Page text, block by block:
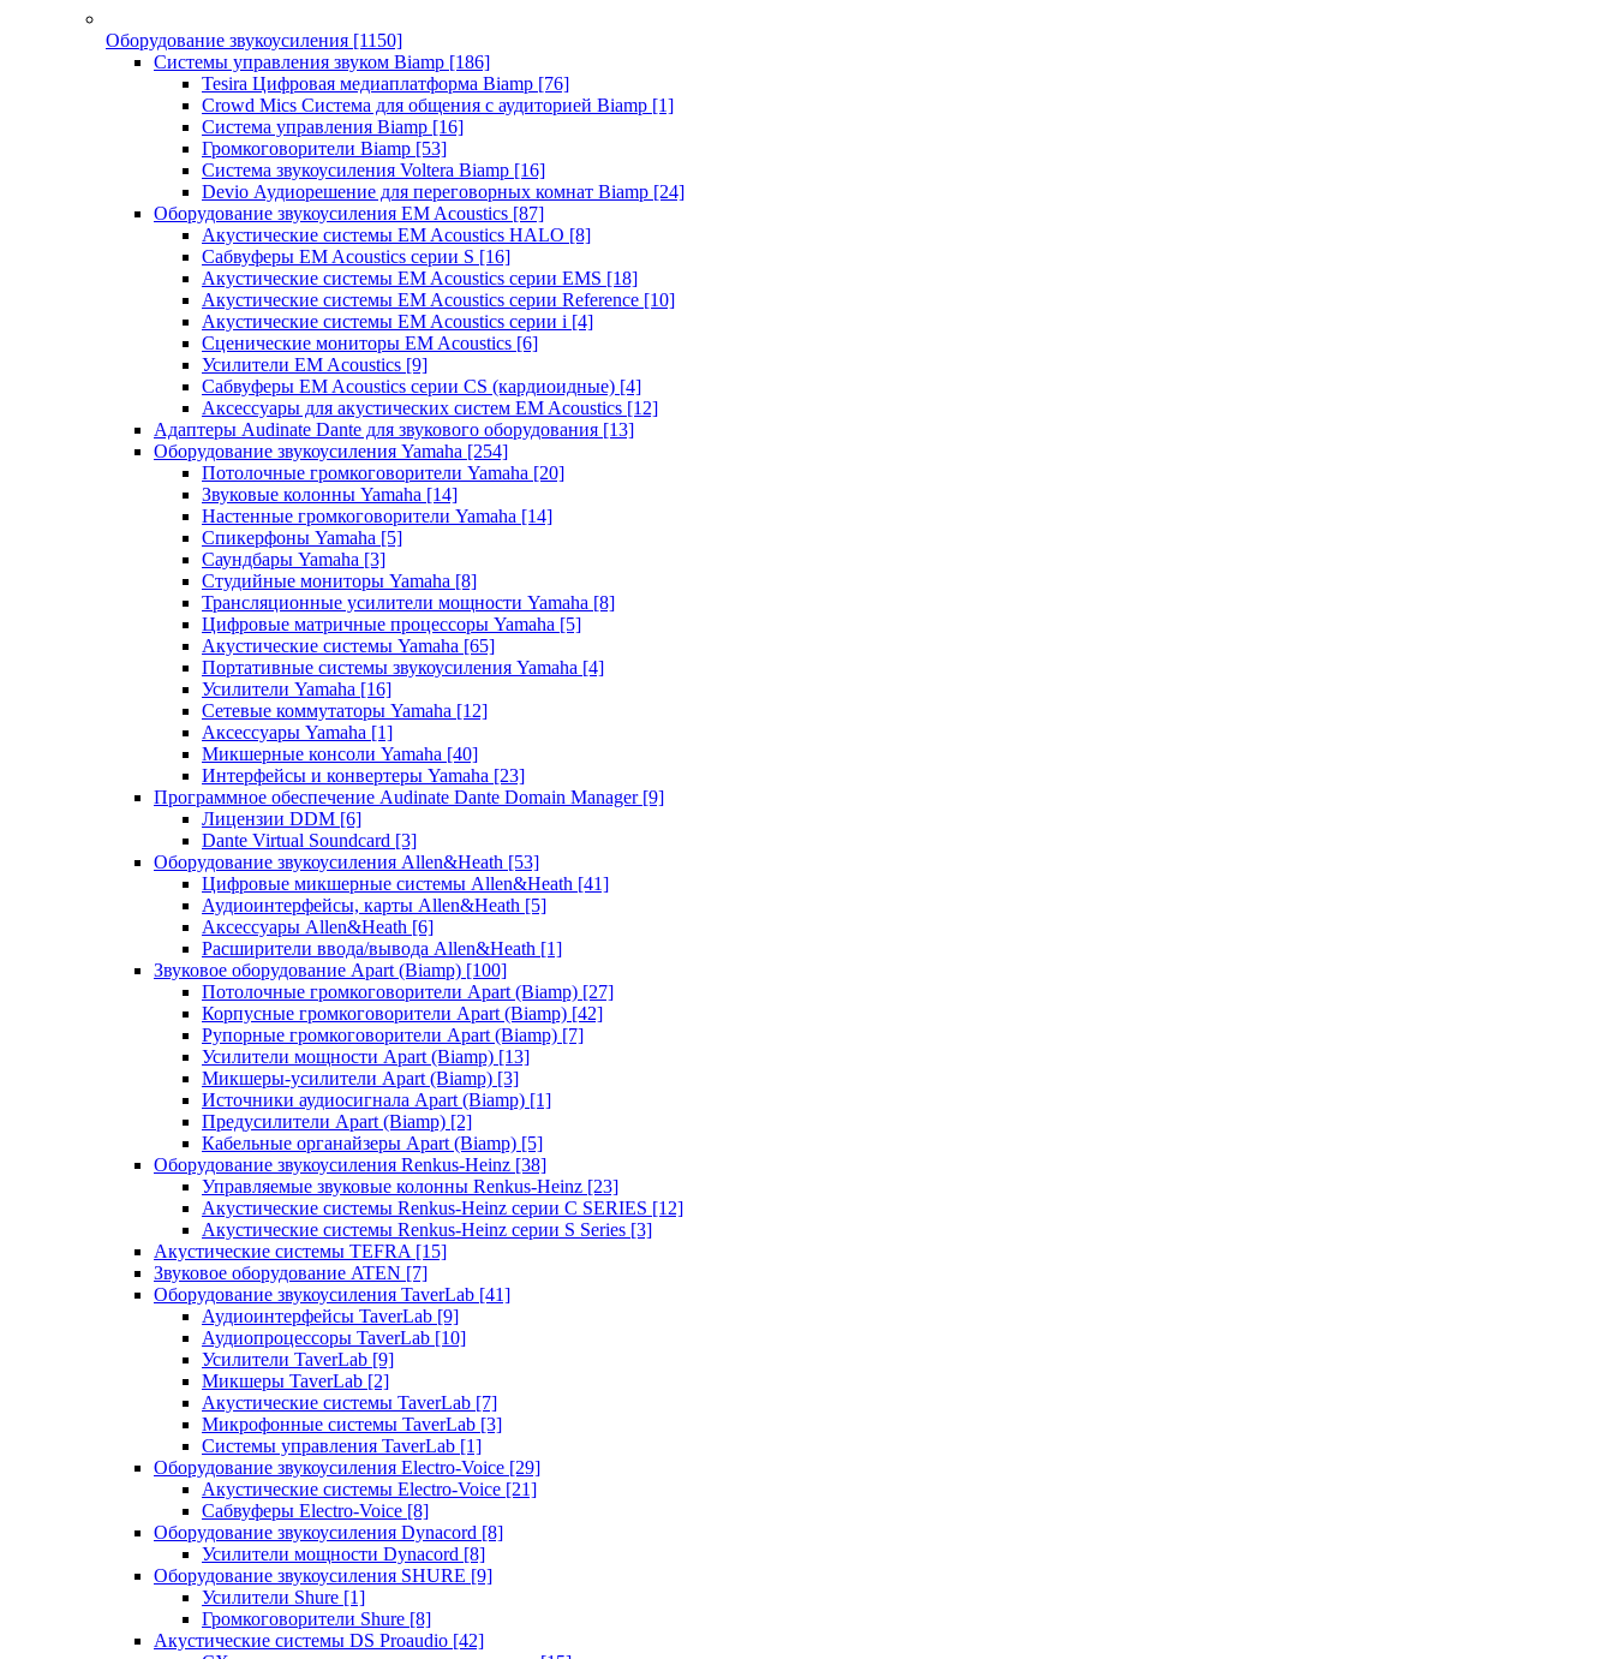
Оборудование звукоусиления [1150]
Системы управления звуком Biamp [186]
Tesira Цифровая медиаплатформа Biamp [76]
Crowd Mics Система для общения с аудиторией Biamp [1]
Система управления Biamp [16]
Громкоговорители Biamp [53]
Система звукоусиления Voltera Biamp [16]
Devio Аудиорешение для переговорных комнат Biamp [24]
Оборудование звукоусиления EM Acoustics [87]
Акустические системы EM Acoustics HALO [8]
Сабвуферы EM Acoustics серии S [16]
Акустические системы EM Acoustics серии EMS [18]
Акустические системы EM Acoustics серии Reference [10]
Акустические системы EM Acoustics серии i [4]
Сценические мониторы EM Acoustics [6]
Усилители EM Acoustics [9]
Сабвуферы EM Acoustics серии CS (кардиоидные) [4]
Аксессуары для акустических систем EM Acoustics [12]
Адаптеры Audinate Dante для звукового оборудования [13]
Оборудование звукоусиления Yamaha [254]
Потолочные громкоговорители Yamaha [20]
Звуковые колонны Yamaha [14]
Настенные громкоговорители Yamaha [14]
Спикерфоны Yamaha [5]
Саундбары Yamaha [3]
Студийные мониторы Yamaha [8]
Трансляционные усилители мощности Yamaha [8]
Цифровые матричные процессоры Yamaha [5]
Акустические системы Yamaha [65]
Портативные системы звукоусиления Yamaha [4]
Усилители Yamaha [16]
Сетевые коммутаторы Yamaha [12]
Аксессуары Yamaha [1]
Микшерные консоли Yamaha [40]
Интерфейсы и конвертеры Yamaha [23]
Программное обеспечение Audinate Dante Domain Manager [9]
Лицензии DDM [6]
Dante Virtual Soundcard [3]
Оборудование звукоусиления Allen&Heath [53]
Цифровые микшерные системы Allen&Heath [41]
Аудиоинтерфейсы, карты Allen&Heath [5]
Аксессуары Allen&Heath [6]
Расширители ввода/вывода Allen&Heath [1]
Звуковое оборудование Apart (Biamp) [100]
Потолочные громкоговорители Apart (Biamp) [27]
Корпусные громкоговорители Apart (Biamp) [42]
Рупорные громкоговорители Apart (Biamp) [7]
Усилители мощности Apart (Biamp) [13]
Микшеры-усилители Apart (Biamp) [3]
Источники аудиосигнала Apart (Biamp) [1]
Предусилители Apart (Biamp) [2]
Кабельные органайзеры Apart (Biamp) [5]
Оборудование звукоусиления Renkus-Heinz [38]
Управляемые звуковые колонны Renkus-Heinz [23]
Акустические системы Renkus-Heinz серии C SERIES [12]
Акустические системы Renkus-Heinz серии S Series [3]
Акустические системы TEFRA [15]
Звуковое оборудование ATEN [7]
Оборудование звукоусиления TaverLab [41]
Аудиоинтерфейсы TaverLab [9]
Аудиопроцессоры TaverLab [10]
Усилители TaverLab [9]
Микшеры TaverLab [2]
Акустические системы TaverLab [7]
Микрофонные системы TaverLab [3]
Системы управления TaverLab [1]
Оборудование звукоусиления Electro-Voice [29]
Акустические системы Electro-Voice [21]
Сабвуферы Electro-Voice [8]
Оборудование звукоусиления Dynacord [8]
Усилители мощности Dynacord [8]
Оборудование звукоусиления SHURE [9]
Усилители Shure [1]
Громкоговорители Shure [8]
Акустические системы DS Proaudio [42]